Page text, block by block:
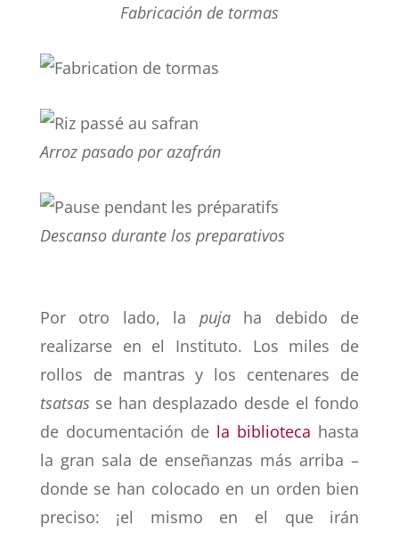
Fabricación de tormas
Arroz pasado por azafrán
Descanso durante los preparativos
Por otro lado, la pujaha debido de
realizarse en el Instituto. Los miles de
rollos de mantras y los centenares de
tsatsas se han desplazado desde el fondo
de documentación de la biblioteca hasta
la gran sala de enseñanzas más arriba –
donde se han colocado en un orden bien
preciso: ¡el mismo en el que irán